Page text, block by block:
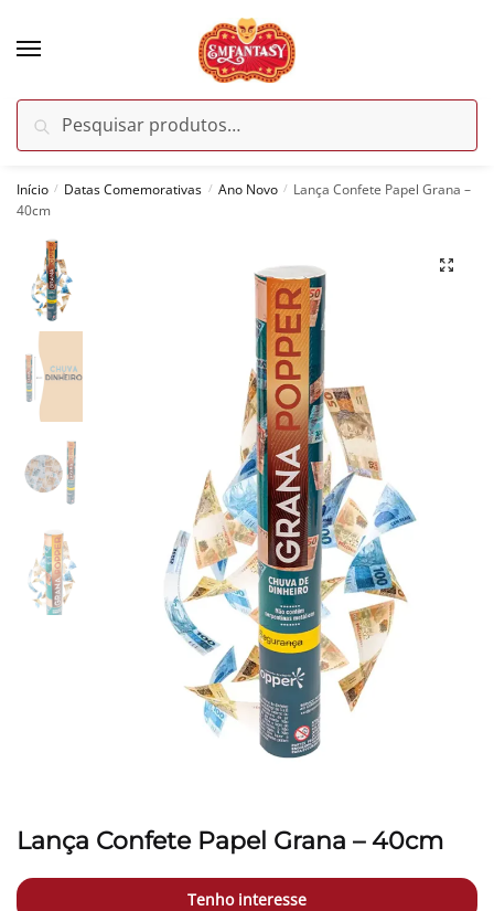
por:
Pesquisar
Início / Datas Comemorativas / Ano Novo / Lança Confete Papel Grana –
40cm
Lança Confete Papel Grana – 40cm
Tenho interesse